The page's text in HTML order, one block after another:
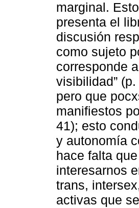
marginal.
presenta el
discusión
como sujeto
corresponde
visibilidad”
pero que
manifiestos
41); esto
y autonomía
hace falta
interesarnos
trans,
activas que